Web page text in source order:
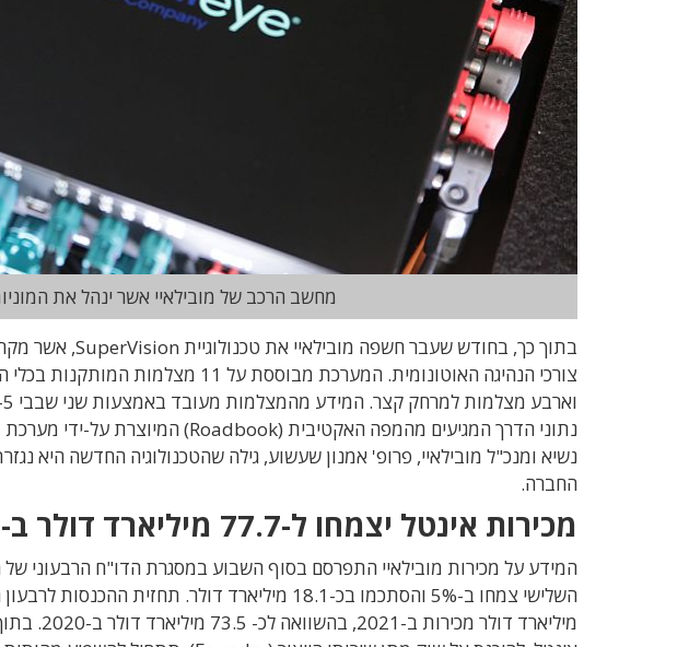
מחשב הרכב של מובילאיי אשר ינהל את
צורכי הנהיגה האוטונומית. המערכת
נשיא ומנכ"ל מובילאיי, פרופ' אמנון שעשוע, גילה שהטכנולוגיה החדשה היא
החברה.
מכירות אינטל יצמחו ל-77.7 מיליארד דולר ב-2021
המידע על מכירות מובילאיי התפרסם בסוף השבוע במסגרת הדו"ח הרבעוני של
מיליארד